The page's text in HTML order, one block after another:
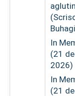
In
(21
2026)
In
(21